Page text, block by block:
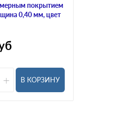
покрытием
0,40 мм, цвет
+ В КОРЗИНУ